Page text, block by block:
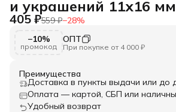
и украшений 11х16
405 ₽559 ₽−28%
−10%
промокод
ОПТ
При покупке от 4 000 ₽
Преимущества
Доставка в пункты выдачи или до
Оплата — картой, СБП или
Удобный возврат